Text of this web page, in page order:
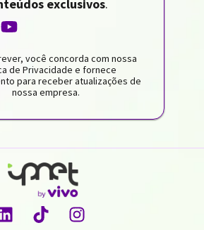
exclusivos.
você concorda com nossa
de Privacidade e fornece
para receber atualizações de
nossa empresa.